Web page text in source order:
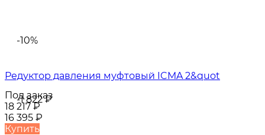
-10%
-1 822₽
Редуктор давления муфтовый ICMA 2&quot
Под заказ
18 217₽
16 395 ₽
Купить